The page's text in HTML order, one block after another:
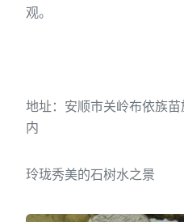
观。
地址：安顺市关岭布依族
内
玲珑秀美的石树水之景